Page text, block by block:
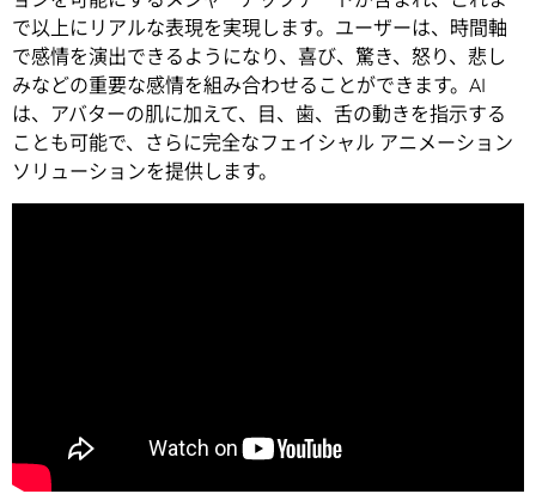
で以上にリアルな表現を実現します。ユーザーは、時間軸
で感情を演出できるようになり、喜び、驚き、怒り、悲し
みなどの重要な感情を組み合わせることができます。AI
は、アバターの肌に加えて、目、歯、舌の動きを指示する
ことも可能で、さらに完全なフェイシャル アニメーション
ソリューションを提供します。